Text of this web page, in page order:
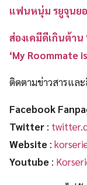
แฟนหนุ่ม รยูจุนย
ส่องเคมีดีเกินต้าน
‘My Roommate
ติดตามข่าวสารแล
Facebook
Twitter :
Website :
Youtube :